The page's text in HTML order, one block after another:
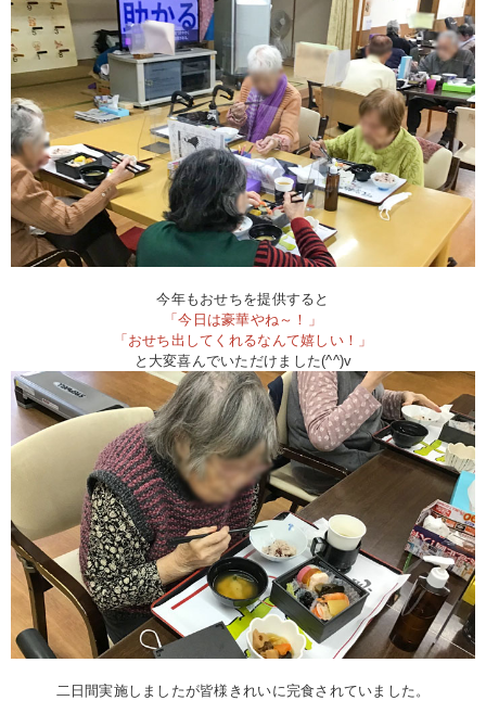
今年もおせちを提供すると
「今日は豪華やね～！」
「おせち出してくれるなんて嬉しい！」
と大変喜んでいただけました(^^)v
二日間実施しましたが皆様きれいに完食されていました。